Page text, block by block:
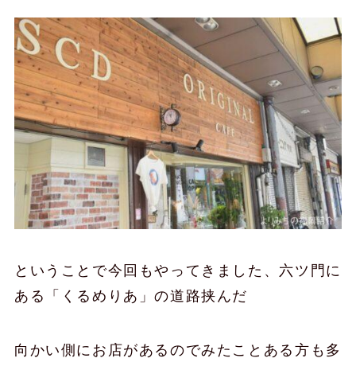
ということで今回もやってきました、六ツ門に
ある「くるめりあ」の道路挟んだ
向かい側にお店があるのでみたことある方も多